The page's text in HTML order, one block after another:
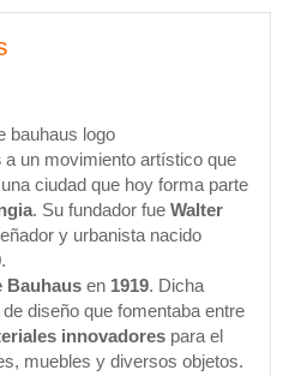
a un movimiento artístico que
ciudad que hoy forma parte
. Su fundador fue Walter
y urbanista nacido
.
Bauhaus en 1919. Dicha
de diseño que fomentaba entre
innovadores para el
muebles y diversos objetos.